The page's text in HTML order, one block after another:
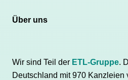
Über uns
Wir sind Teil der ETL-Gruppe.
Deutschland mit 970 Kanzleien